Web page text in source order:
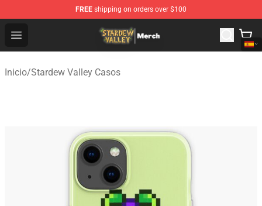
FREE shipping on orders over $100
Open menu
Stardew Valley Store - Official Stardew Valley
Inicio/Stardew Valley Casos